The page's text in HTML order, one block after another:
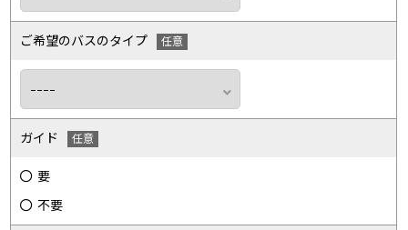
ご希望のバスのタイプ
ガイド
要
不要